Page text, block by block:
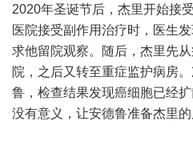
2020年圣诞节后，杰里开始接
医院接受副作用治疗时，医生
求他留院观察。随后，杰里先
院，之后又转至重症监护病房
鲁，检查结果发现癌细胞已经
没有意义，让安德鲁准备杰里的